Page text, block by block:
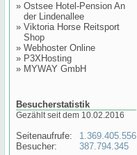
» Ostsee Hotel-Pension An
der Lindenallee
» Viktoria Horse Reitsport
Shop
» Webhoster Online
» P3XHosting
» MYWAY GmbH
Besucherstatistik
Gezählt seit dem 10.02.2016
Seitenaufrufe:
Besucher:
1.369.405.556
387.794.345